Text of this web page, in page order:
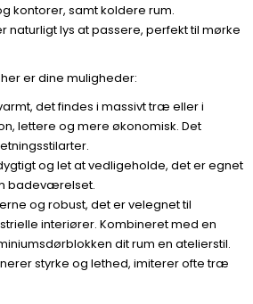
kontorer, samt koldere rum.
naturligt lys at passere, perfekt til mørke
er dine muligheder:
det findes i massivt træ eller i
lettere og mere økonomisk. Det
og let at vedligeholde, det er egnet
badeværelset.
og robust, det er velegnet til
interiører. Kombineret med en
dit rum en atelierstil.
styrke og lethed, imiterer ofte træ